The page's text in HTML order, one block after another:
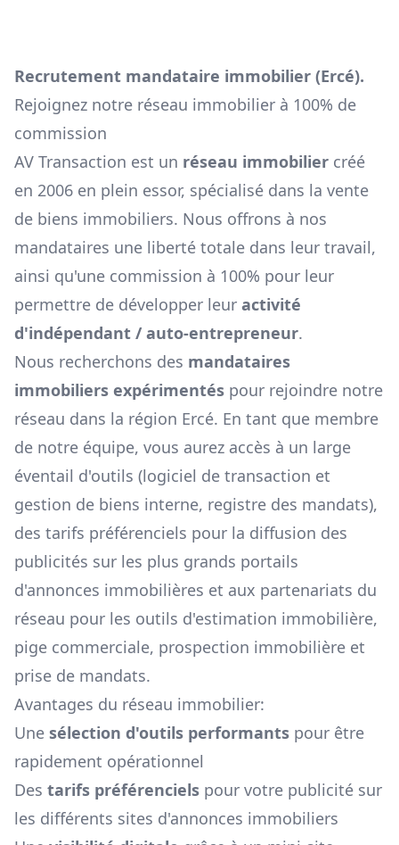
Recrutement mandataire immobilier (Ercé).
Rejoignez notre réseau immobilier à 100% de
commission
AV Transaction est un réseau immobilier créé
en 2006 en plein essor, spécialisé dans la vente
de biens immobiliers. Nous offrons à nos
mandataires une liberté totale dans leur travail,
ainsi qu'une commission à 100% pour leur
permettre de développer leur activité
d'indépendant / auto-entrepreneur.
Nous recherchons des mandataires
immobiliers expérimentés pour rejoindre notre
réseau dans la région Ercé. En tant que membre
de notre équipe, vous aurez accès à un large
éventail d'outils (logiciel de transaction et
gestion de biens interne, registre des mandats),
des tarifs préférenciels pour la diffusion des
publicités sur les plus grands portails
d'annonces immobilières et aux partenariats du
réseau pour les outils d'estimation immobilière,
pige commerciale, prospection immobilière et
prise de mandats.
Avantages du réseau immobilier:
Une sélection d'outils performants pour être
rapidement opérationnel
Des tarifs préférenciels pour votre publicité sur
les différents sites d'annonces immobiliers